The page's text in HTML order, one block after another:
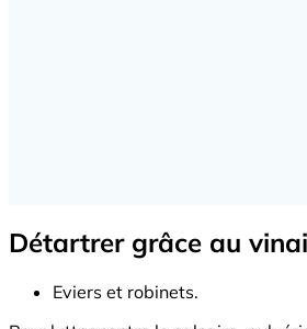
Détartrer grâce au
Eviers et robinets.